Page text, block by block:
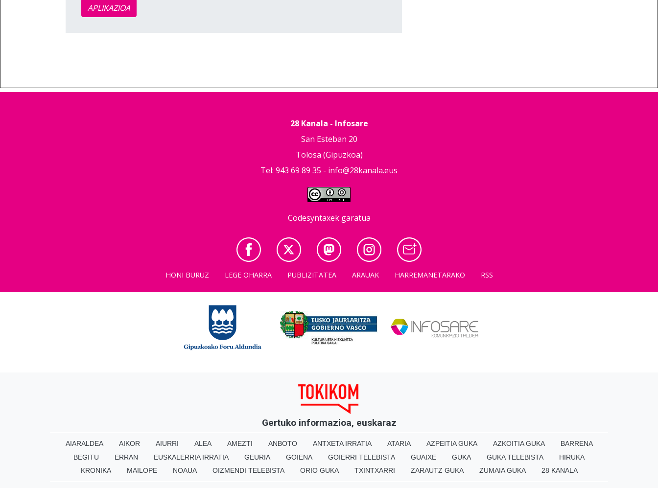
APLIKAZIOA
28 Kanala - Infosare
San Esteban 20
Tolosa (Gipuzkoa)
Tel: 943 69 89 35 - info@28kanala.eus
Codesyntaxek garatua
HONI BURUZ LEGE OHARRA PUBLIZITATEA ARAUAK HARREMANETARAKO RSS
Gertuko informazioa, euskaraz
AIARALDEA AIKOR AIURRI ALEA AMEZTI ANBOTO ANTXETA IRRATIA ATARIA AZPEITIA GUKA AZKOITIA GUKA
BARRENA
BEGITU
ERRAN EUSKALERRIA IRRATIA GEURIA GOIENA GOIERRI TELEBISTA GUAIXE GUKA GUKA TELEBISTA
HIRUKA
KRONIKA
MAILOPE NOAUA OIZMENDI TELEBISTA ORIO GUKA TXINTXARRI ZARAUTZ GUKA ZUMAIA GUKA 28 KANALA